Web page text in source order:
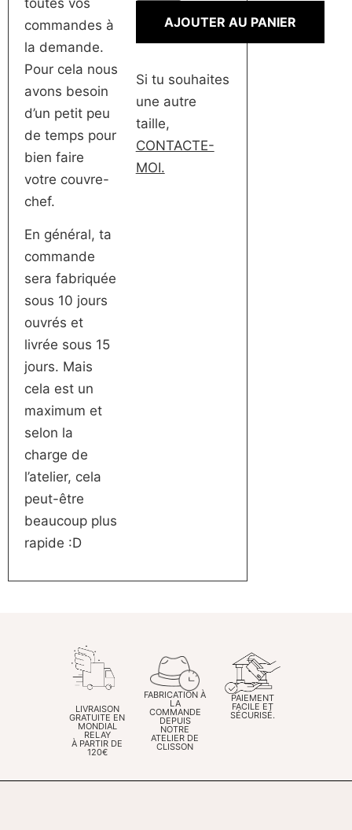
commandes à
la demande.
Pour cela nous
avons besoin
d’un petit peu
de temps pour
bien faire
votre couvre-
chef.
En général, ta
commande
sera fabriquée
sous 10 jours
ouvrés et
livrée sous 15
jours. Mais
cela est un
maximum et
selon la
charge de
l’atelier, cela
peut-être
beaucoup plus
rapide :D
AJOUTER AU PANIER
Si tu souhaites
une autre
taille,
CONTACTE-
MOI.
LIVRAISON
GRATUITE EN
MONDIAL
RELAY
À PARTIR DE
120€
FABRICATION À
LA
COMMANDE
DEPUIS
NOTRE
ATELIER DE
CLISSON
PAIEMENT
FACILE ET
SÉCURISÉ.